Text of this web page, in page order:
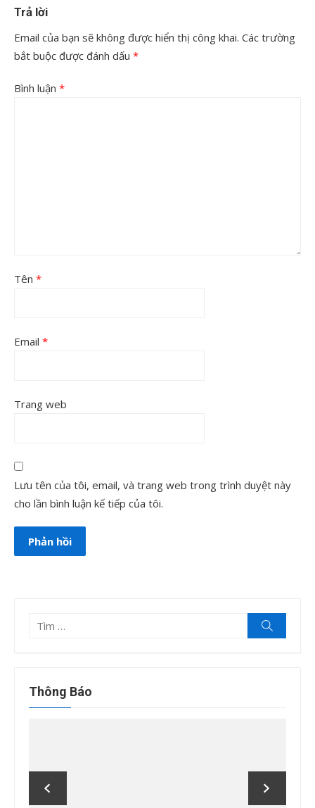
Trả lời
Email của bạn sẽ không được hiển thị công khai. Các trường
bắt buộc được đánh dấu *
Bình luận *
Tên *
Email *
Trang web
Lưu tên của tôi, email, và trang web trong trình duyệt này
cho lần bình luận kế tiếp của tôi.
Tìm
kiếm
Thông Báo